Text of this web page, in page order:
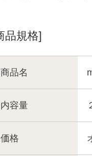
品規格]
商品名
内容量
価格